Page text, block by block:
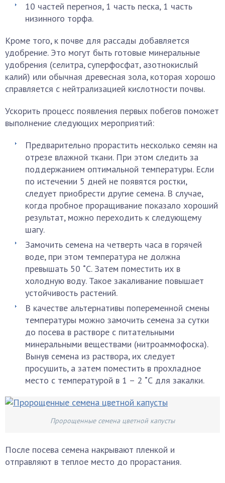
10 частей перегноя, 1 часть песка, 1 часть
низинного торфа.
Кроме того, к почве для рассады добавляется
удобрение. Это могут быть готовые минеральные
удобрения (селитра, суперфосфат, азотнокислый
калий) или обычная древесная зола, которая хорошо
справляется с нейтрализацией кислотности почвы.
Ускорить процесс появления первых побегов поможет
выполнение следующих мероприятий:
Предварительно прорастить несколько семян на
отрезе влажной ткани. При этом следить за
поддержанием оптимальной температуры. Если
по истечении 5 дней не появятся ростки,
следует приобрести другие семена. В случае,
когда пробное проращивание показало хороший
результат, можно переходить к следующему
шагу.
Замочить семена на четверть часа в горячей
воде, при этом температура не должна
превышать 50 ˚С. Затем поместить их в
холодную воду. Такое закаливание повышает
устойчивость растений.
В качестве альтернативы попеременной смены
температуры можно замочить семена за сутки
до посева в растворе с питательными
минеральными веществами (нитроаммофоска).
Вынув семена из раствора, их следует
просушить, а затем поместить в прохладное
место с температурой в 1 – 2 ˚С для закалки.
Пророщенные семена цветной капусты
После посева семена накрывают пленкой и
отправляют в теплое место до прорастания.